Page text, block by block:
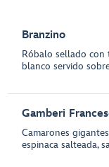
Branzino
Róbalo sellado con
blanco servido
Gamberi
Camarones
espinaca salteada,